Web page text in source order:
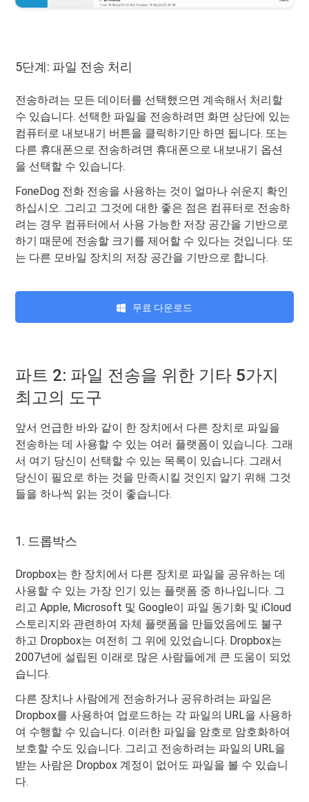
5단계: 파일 전송 처리
전송하려는 모든 데이터를 선택했으면 계속해서 처리할
수 있습니다. 선택한 파일을 전송하려면 화면 상단에 있는
컴퓨터로 내보내기 버튼을 클릭하기만 하면 됩니다. 또는
다른 휴대폰으로 전송하려면 휴대폰으로 내보내기 옵션
을 선택할 수 있습니다.
FoneDog 전화 전송을 사용하는 것이 얼마나 쉬운지 확인
하십시오. 그리고 그것에 대한 좋은 점은 컴퓨터로 전송하
려는 경우 컴퓨터에서 사용 가능한 저장 공간을 기반으로
하기 때문에 전송할 크기를 제어할 수 있다는 것입니다. 또
는 다른 모바일 장치의 저장 공간을 기반으로 합니다.
무료 다운로드
파트 2: 파일 전송을 위한 기타 5가지
최고의 도구
앞서 언급한 바와 같이 한 장치에서 다른 장치로 파일을
전송하는 데 사용할 수 있는 여러 플랫폼이 있습니다. 그래
서 여기 당신이 선택할 수 있는 목록이 있습니다. 그래서
당신이 필요로 하는 것을 만족시킬 것인지 알기 위해 그것
들을 하나씩 읽는 것이 좋습니다.
1. 드롭박스
Dropbox는 한 장치에서 다른 장치로 파일을 공유하는 데
사용할 수 있는 가장 인기 있는 플랫폼 중 하나입니다. 그
리고 Apple, Microsoft 및 Google이 파일 동기화 및 iCloud
스토리지와 관련하여 자체 플랫폼을 만들었음에도 불구
하고 Dropbox는 여전히 그 위에 있었습니다. Dropbox는
2007년에 설립된 이래로 많은 사람들에게 큰 도움이 되었
습니다.
다른 장치나 사람에게 전송하거나 공유하려는 파일은
Dropbox를 사용하여 업로드하는 각 파일의 URL을 사용하
여 수행할 수 있습니다. 이러한 파일을 암호로 암호화하여
보호할 수도 있습니다. 그리고 전송하려는 파일의 URL을
받는 사람은 Dropbox 계정이 없어도 파일을 볼 수 있습니
다.